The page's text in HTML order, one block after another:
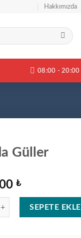
Hakkımızda
08:00 - 20:00
Güller
₺
adet
SEPETE EKLE